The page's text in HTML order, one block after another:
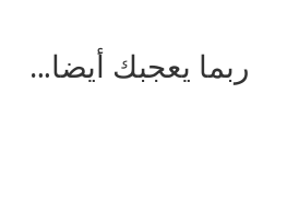
ربما يعجبك أيضا…